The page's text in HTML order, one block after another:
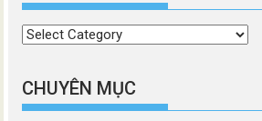
Chọn
mục
CHUYÊN MỤC